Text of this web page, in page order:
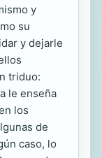
y
su
y dejarle
triduo:
le enseña
los
de
caso, lo